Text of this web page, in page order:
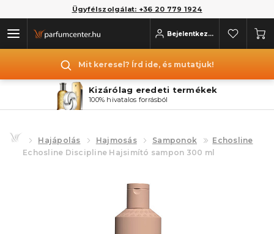
Ügyfélszolgálat: +36 20 779 1924
Bejelentkezés
Mit keresel? Írd ide, és mutatjuk!
Kizárólag eredeti termékek
100% hivatalos forrásból
Hajápolás Hajmosás Samponok
Echosline
Echosline Discipline Hajsimító sampon 300 ml